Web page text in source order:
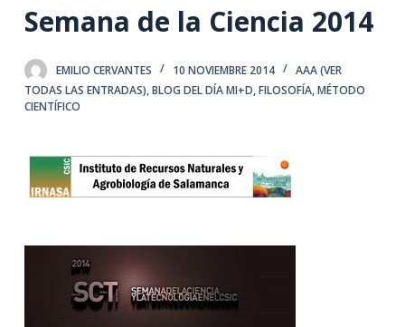
n
o
Semana de la Ciencia 2014
EMILIO CERVANTES 10 NOVIEMBRE 2014
AAA (VER
TODAS LAS ENTRADAS),BLOG DEL DÍA MI+D,FILOSOFÍA,MÉTODO
CIENTÍFICO